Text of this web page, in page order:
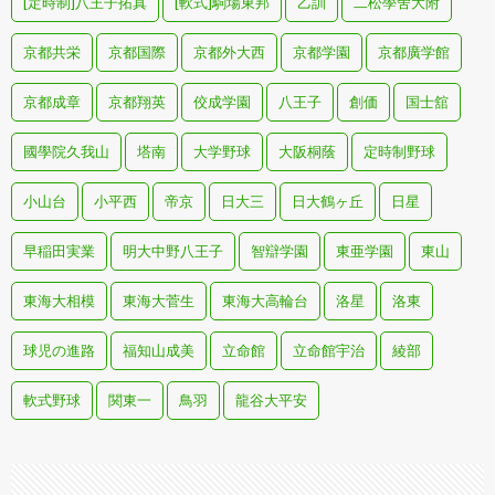
京都共栄 京都国際 京都外大西 京都学園 京都廣学館
京都成章 京都翔英 佼成学園 八王子 創価 国士舘
國學院久我山 塔南 大学野球 大阪桐蔭 定時制野球
小山台 小平西 帝京 日大三 日大鶴ヶ丘 日星
早稲田実業 明大中野八王子 智辯学園 東亜学園 東山
東海大相模 東海大菅生 東海大高輪台 洛星 洛東
球児の進路 福知山成美 立命館 立命館宇治 綾部
軟式野球 関東一 鳥羽 龍谷大平安